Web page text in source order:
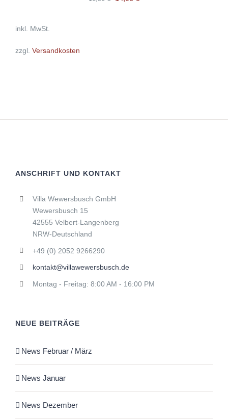
inkl. MwSt.
zzgl. Versandkosten
ANSCHRIFT UND KONTAKT
Villa Wewersbusch GmbH
Wewersbusch 15
42555 Velbert-Langenberg
NRW-Deutschland
+49 (0) 2052 9266290
kontakt@villawewersbusch.de
Montag - Freitag: 8:00 AM - 16:00 PM
NEUE BEITRÄGE
News Februar / März
News Januar
News Dezember